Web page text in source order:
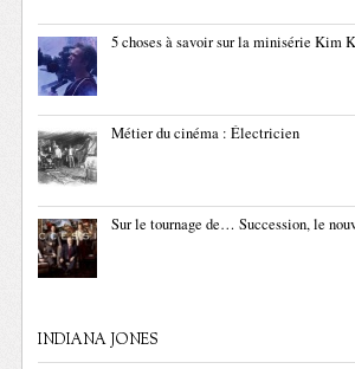
5 choses à savoir sur la minisérie Kim
Métier du cinéma : Électricien
Sur le tournage de… Succession, le
INDIANA JONES